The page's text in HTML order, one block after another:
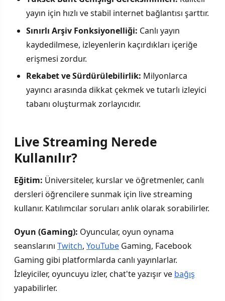
yayın için hızlı ve stabil internet bağlantısı şarttır.
Sınırlı Arşiv Fonksiyonelliği: Canlı yayın
kaydedilmese, izleyenlerin kaçırdıkları içeriğe
erişmesi zordur.
Rekabet ve Sürdürülebilirlik: Milyonlarca
yayıncı arasında dikkat çekmek ve tutarlı izleyici
tabanı oluşturmak zorlayıcıdır.
Live Streaming Nerede
Kullanılır?
Eğitim: Üniversiteler, kurslar ve öğretmenler, canlı
dersleri öğrencilere sunmak için live streaming
kullanır. Katılımcılar soruları anlık olarak sorabilirler.
Oyun (Gaming): Oyuncular, oyun oynama
seanslarını Twitch, YouTube Gaming, Facebook
Gaming gibi platformlarda canlı yayınlarlar.
İzleyiciler, oyuncuyu izler, chat'te yazışır ve bağış
yapabilirler.